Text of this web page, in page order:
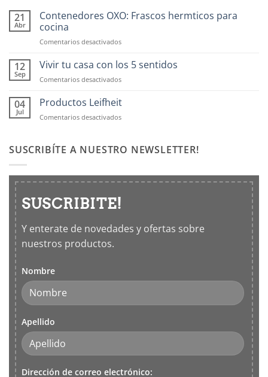
21
Abr
Contenedores OXO: Frascos hermticos para
cocina
Comentarios desactivadosen
OXO:
hermticos
cocina
12
Sep
Vivir tu casa con los 5 sentidos
Comentarios desactivadosen
tu
con
sentidos
04
Jul
Productos Leifheit
Comentarios desactivadosen
SUSCRIBÍTE A NUESTRO NEWSLETTER!
SUSCRIBITE!
Y enterate de novedades y ofertas sobre
nuestros productos.
Nombre
Apellido
Dirección de correo electrónico: